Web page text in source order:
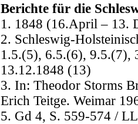
Berichte für die
1. 1848 (16.April – 13.
2. Schleswig-
1.5.(5), 6.5.(6), 9.5.(7),
13.12.1848 (13)
3. In: Theodor Storms
Erich Teitge. Weimar
5. Gd 4, S. 559-574 /